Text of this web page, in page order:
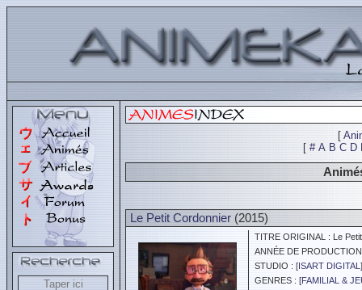
[
[ # A B C D
Le Petit Cordonnier (2015)
TITRE ORIGINAL : Le
ANNÉE DE
STUDIO : [ISART DIGITAL ]
GENRES : [FAMILIAL &